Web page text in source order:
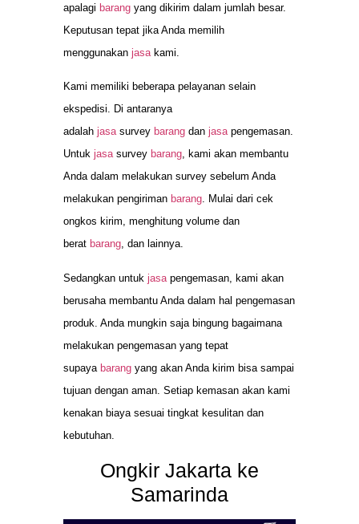
apalagi barang yang dikirim dalam jumlah besar.
Keputusan tepat jika Anda memilih
menggunakan jasa kami.
Kami memiliki beberapa pelayanan selain
ekspedisi. Di antaranya
adalah jasasurvey barang dan jasapengemasan.
Untuk jasasurvey barang, kami akan membantu
Anda dalam melakukan survey sebelum Anda
melakukan pengiriman barang. Mulai dari cek
ongkos kirim, menghitung volume dan
berat barang, dan lainnya.
Sedangkan untuk jasa pengemasan, kami akan
berusaha membantu Anda dalam hal pengemasan
produk. Anda mungkin saja bingung bagaimana
melakukan pengemasan yang tepat
supaya barang yang akan Anda kirim bisa sampai
tujuan dengan aman. Setiap kemasan akan kami
kenakan biaya sesuai tingkat kesulitan dan
kebutuhan.
Ongkir Jakarta ke
Samarinda